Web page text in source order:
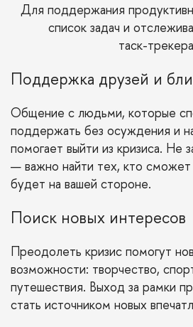
Для поддержания
список задач и
таск-
Поддержка друзей и
Общение с людьми, которые
поддержать без осуждения и
помогает выйти из кризиса. Не
— важно найти тех, кто сможет
будет на вашей стороне.
Поиск новых интересов
Преодолеть кризис помогут
возможности: творчество,
путешествия. Выход за рамки
стать источником новых